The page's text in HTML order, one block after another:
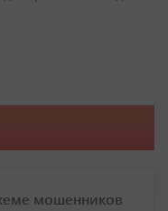
мошенников